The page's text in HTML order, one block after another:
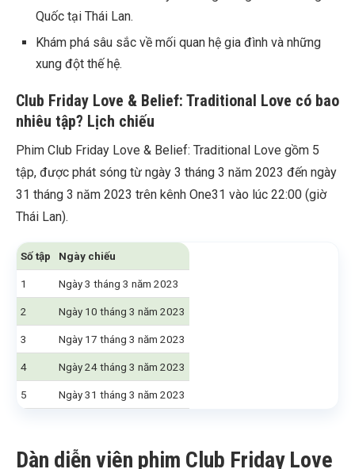
Quốc tại Thái Lan.
Khám phá sâu sắc về mối quan hệ gia đình và những
xung đột thế hệ.
Club Friday Love & Belief: Traditional Love có bao
nhiêu tập? Lịch chiếu
Phim Club Friday Love & Belief: Traditional Love gồm 5
tập, được phát sóng từ ngày 3 tháng 3 năm 2023 đến ngày
31 tháng 3 năm 2023 trên kênh One31 vào lúc 22:00 (giờ
Thái Lan).
Số tập Ngày chiếu
1 Ngày 3 tháng 3 năm 2023
2 Ngày 10 tháng 3 năm 2023
3 Ngày 17 tháng 3 năm 2023
4 Ngày 24 tháng 3 năm 2023
5 Ngày 31 tháng 3 năm 2023
Dàn diễn viên phim Club Friday Love